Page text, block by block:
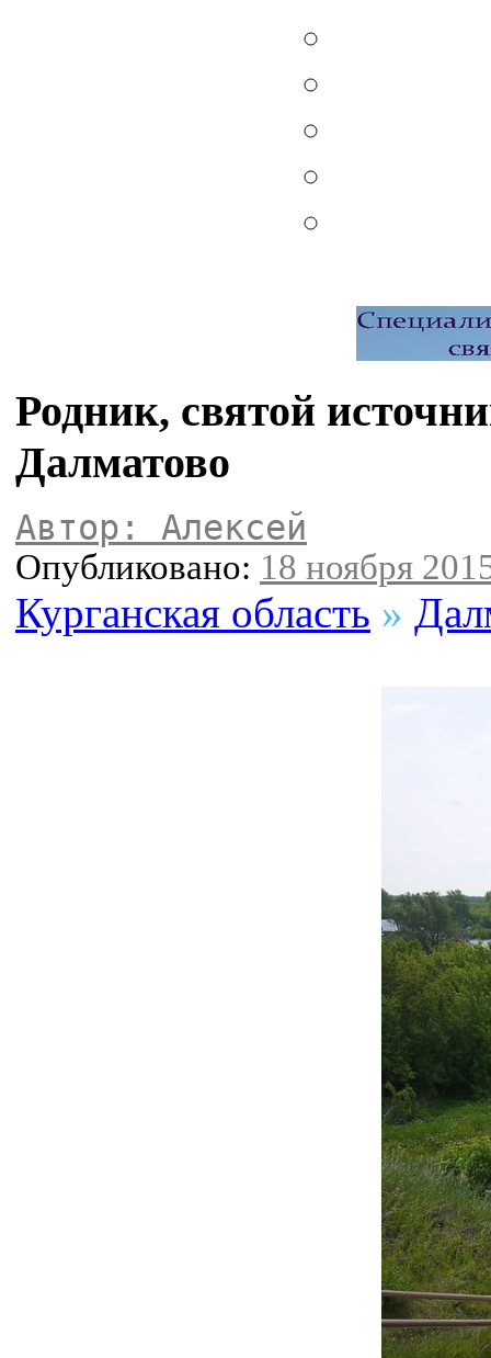
Родник, святой
Далматово
Автор: Алексей
Опубликовано: 18 ноября
Курганская область »